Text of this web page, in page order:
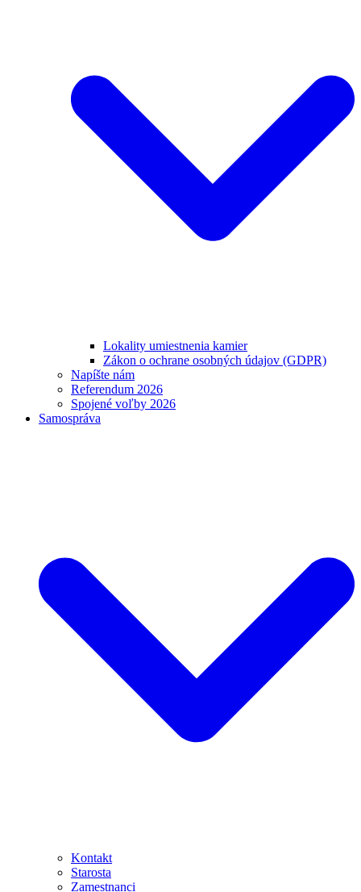
Lokality umiestnenia kamier
Zákon o ochrane osobných údajov (GDPR)
Napíšte nám
Referendum 2026
Spojené voľby 2026
Samospráva
Kontakt
Starosta
Zamestnanci